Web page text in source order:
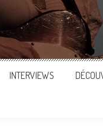
INTERVIEWS